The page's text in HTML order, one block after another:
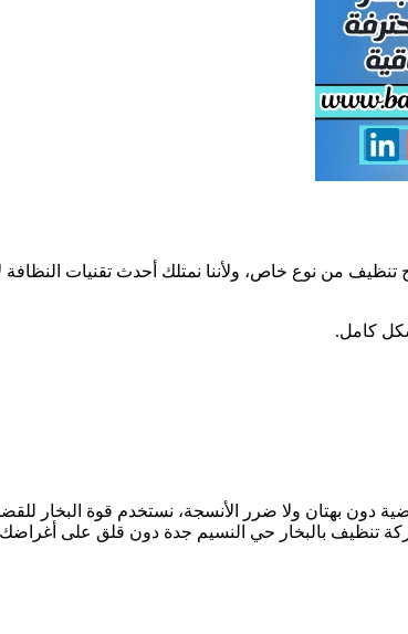
تنظيف من نوع خاص، ولأننا نمتلك أحدث تقنيات
كامل.
دون بهتان ولا ضرر الأنسجة، نستخدم قوة البخار
تنظيف بالبخار حي النسيم جدة دون قلق على